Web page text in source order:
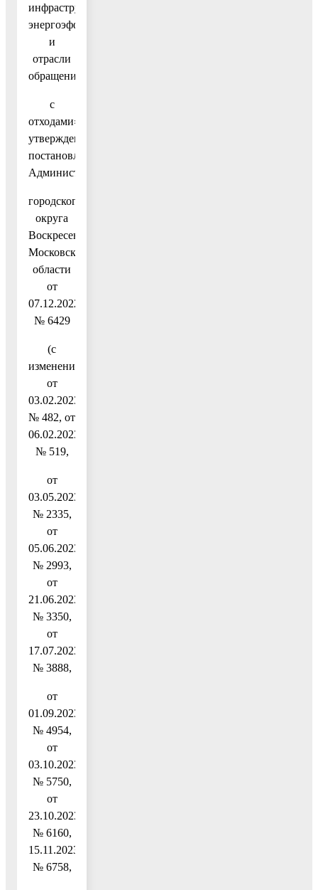
инфраструктуры,
энергоэффективности
и
отрасли
обращения
с
отходами»,
утвержденную
постановлением
Администрации
городского
округа
Воскресенск
Московской
области
от
07.12.2022
№ 6429
(с
изменениями
от
03.02.2023
№ 482, от
06.02.2023
№ 519,
от
03.05.2023
№ 2335,
от
05.06.2023
№ 2993,
от
21.06.2023
№ 3350,
от
17.07.2023
№ 3888,
от
01.09.2023
№ 4954,
от
03.10.2023
№ 5750,
от
23.10.2023
№ 6160,
15.11.2023
№ 6758,